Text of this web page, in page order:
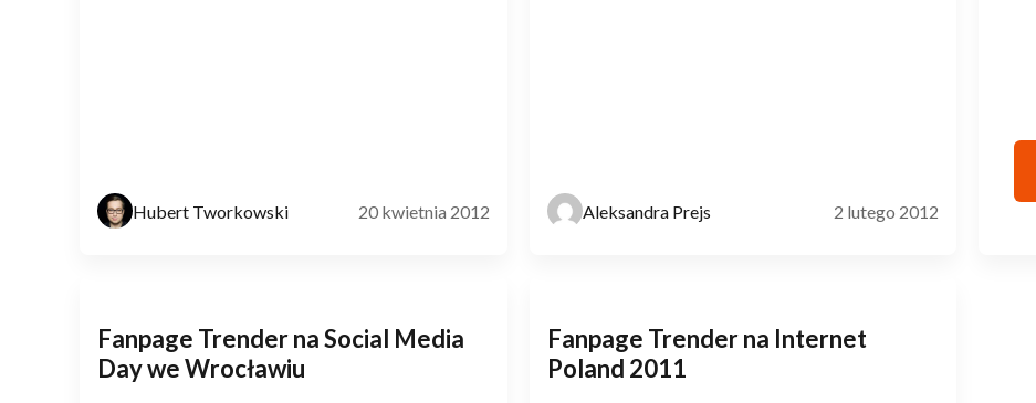
Hubert Tworkowski 20 kwietnia 2012 Aleksandra Prejs 2 lutego 2012
Fanpage Trender na Social Media
Day we Wrocławiu
Fanpage Trender na Internet
Poland 2011